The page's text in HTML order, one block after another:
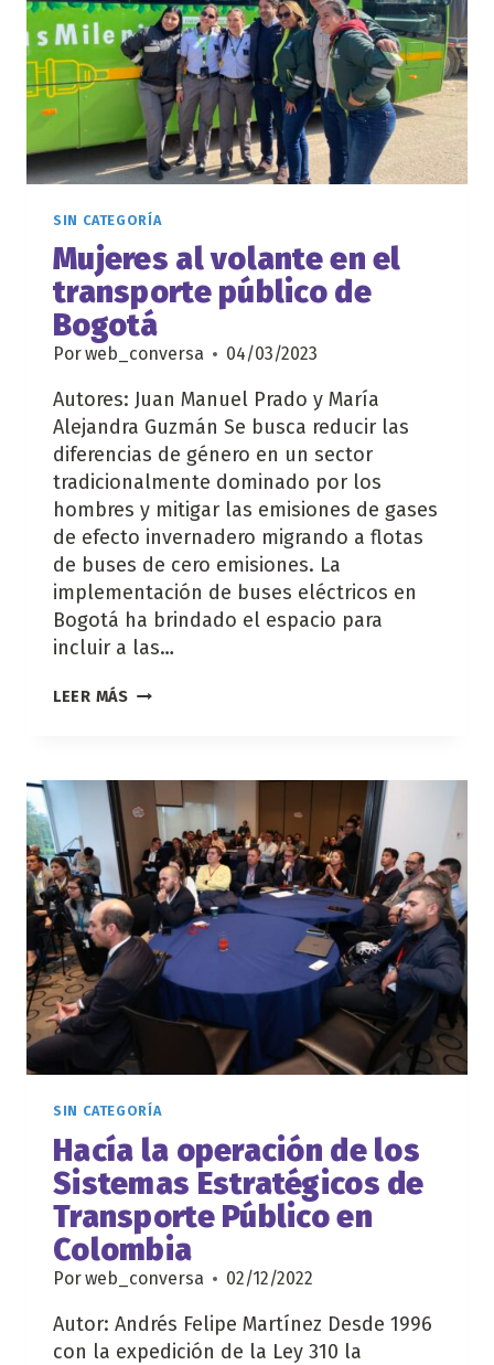
SIN CATEGORÍA
Mujeres al volante en el
transporte público de
Bogotá
Porweb_conversa 04/03/2023
Autores: Juan Manuel Prado y María
Alejandra Guzmán Se busca reducir las
diferencias de género en un sector
tradicionalmente dominado por los
hombres y mitigar las emisiones de gases
de efecto invernadero migrando a flotas
de buses de cero emisiones. La
implementación de buses eléctricos en
Bogotá ha brindado el espacio para
incluir a las…
LEER MÁS MUJERES
EL
TRANSPORTE
PÚBLICO
DE
BOGOTÁ
SIN CATEGORÍA
Hacía la operación de los
Sistemas Estratégicos de
Transporte Público en
Colombia
Porweb_conversa 02/12/2022
Autor: Andrés Felipe Martínez Desde 1996
con la expedición de la Ley 310 la